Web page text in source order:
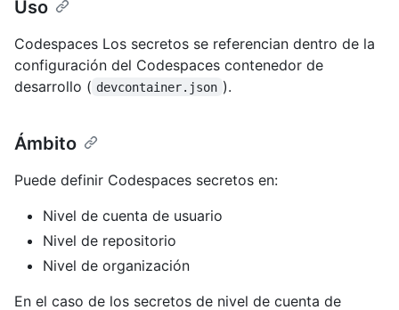
Uso
Codespaces Los secretos se referencian dentro de la
configuración del Codespaces contenedor de
desarrollo ( devcontainer.json ).
Ámbito
Puede definir Codespaces secretos en:
Nivel de cuenta de usuario
Nivel de repositorio
Nivel de organización
En el caso de los secretos de nivel de cuenta de